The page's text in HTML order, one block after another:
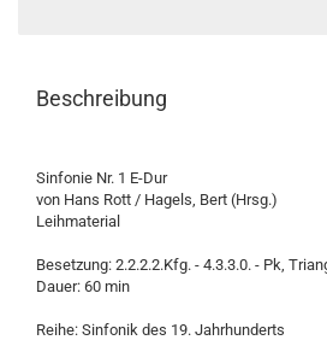
Beschreibung
Sinfonie Nr. 1 E-Dur
von Hans Rott / Hagels, Bert (Hrsg.)
Leihmaterial
Besetzung: 2.2.2.2.Kfg. - 4.3.3.0. - Pk,
Dauer: 60 min
Reihe: Sinfonik des 19. Jahrhunderts